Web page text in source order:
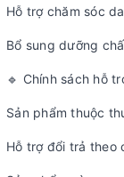
Hỗ trợ chăm sóc
Bổ sung dưỡng
🔹 Chính sách hỗ
Sản phẩm thuộc
Hỗ trợ đổi trả theo